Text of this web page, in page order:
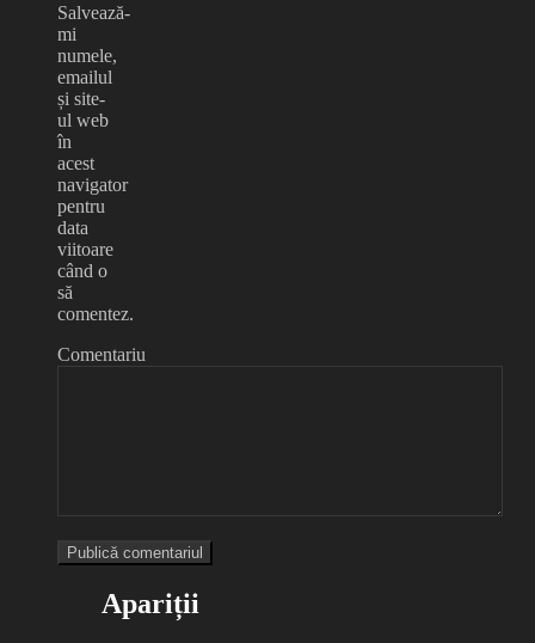
Salvează-
mi
numele,
emailul
și site-
ul web
în
acest
navigator
pentru
data
viitoare
când o
să
comentez.
Comentariu
Apariții